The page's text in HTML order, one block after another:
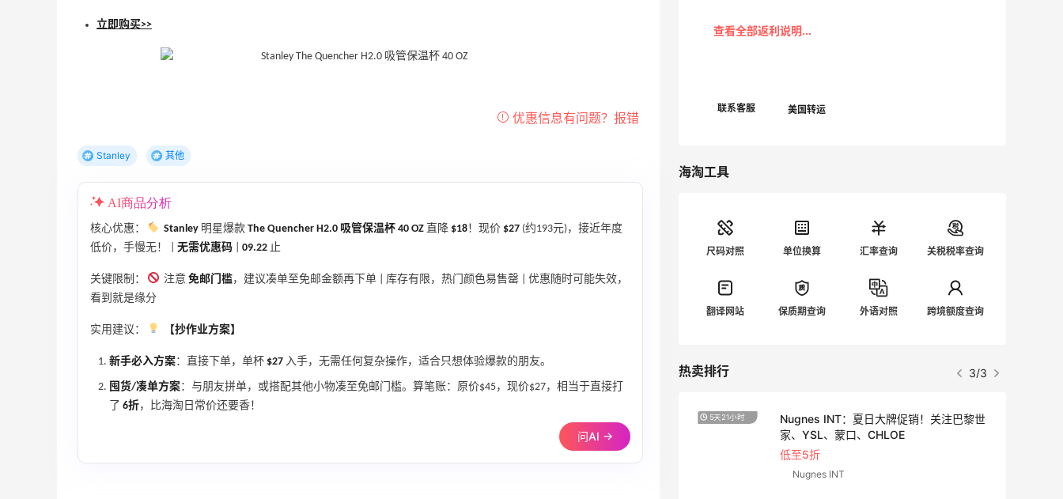
立即购买>>
Stanley 其他
AI商品分析
核心优惠： Stanley 明星爆款 The Quencher H2.0 吸管保温杯 40 OZ 直降 $18！现价 $27 (约193元)，接近年度
低价，手慢无！ | 无需优惠码 09.22 止
关键限制： 注意 免邮门槛，建议凑单至免邮金额再下单 | 库存有限，热门颜色易售罄 | 优惠随时可能失效，
看到就是缘分
实用建议： 【抄作业方案】
新手必入方案：直接下单，单杯 $27 入手，无需任何复杂操作，适合只想体验爆款的朋友。
囤货/凑单方案：与朋友拼单，或搭配其他小物凑至免邮门槛。算笔账：原价$45，现价$27，相当于直接打
了 6折，比海淘日常价还要香！
问AI →
海淘工具
尺码对照 单位换算 汇率查询 关税税率查询
翻译网站 保质期查询 外语对照 跨境额度查询
热卖排行 1/3
家、YSL、蒙口、CHLOE
25天15小时
Diesel AU：时尚热卖！网站定价优势 入
手包袋、服饰等
低至5折
Diesel AU